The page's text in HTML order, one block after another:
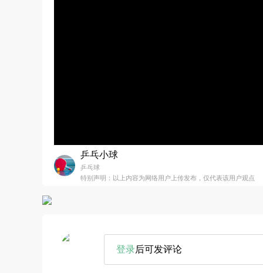
乒乓小球
乒乓球
特别声明：以上内容为网络用户上传发布，仅代表该用户观点
登录后可发评论